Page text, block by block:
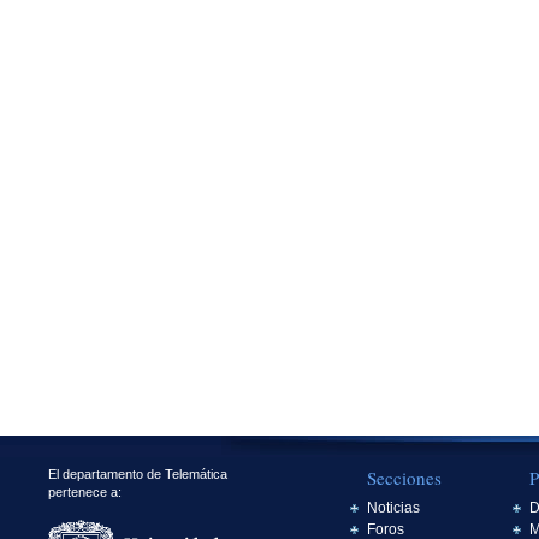
El departamento de Telemática
pertenece a:
Secciones
Noticias
Foros